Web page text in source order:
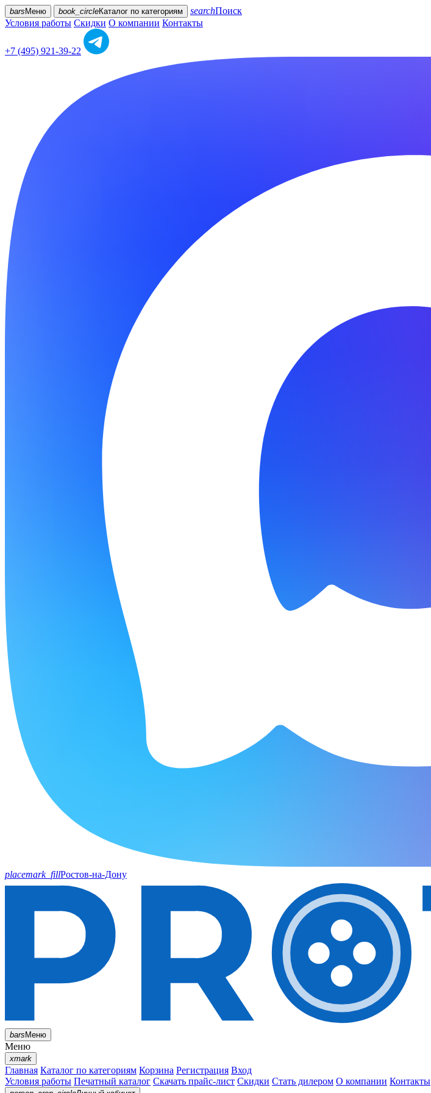
bars Меню book_circleКаталог по категориям searchПоиск
Условия работы Скидки О компании Контакты
+7 (495) 921-39-22
placemark_fillРостов-на-Дону
barsМеню
Меню
xmark
Главная Каталог по категориям Корзина Регистрация Вход
Условия работы Печатный каталог Скачать прайс-лист Скидки Стать дилером О компании Контакты